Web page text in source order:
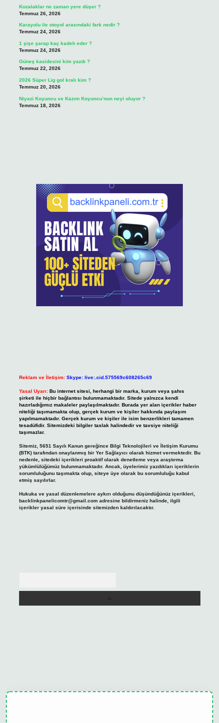
Kozalaklar ne zaman yere düşer ?
Temmuz 26, 2026
Karayolu ile otoyol arasındaki fark nedir ?
Temmuz 24, 2026
1 şişe şarap kaç kadeh eder ?
Temmuz 24, 2026
Güneş kasidesini kim yazdı ?
Temmuz 22, 2026
2026 Süper Lig gol kralı kim ?
Temmuz 20, 2026
Niyazi Koyuncu ve Kazım Koyuncu’nun neyi oluyor ?
Temmuz 18, 2026
Reklam ve İletişim: Skype: live:.cid.575569c608265c69
Yasal Uyarı: Bu internet sitesi, herhangi bir marka, kurum veya şahıs
şirketi ile hiçbir bağlantısı bulunmamaktadır. Sitede yalnızca kendi
hazırladığımız makaleler paylaşılmaktadır. Burada yer alan içerikler haber
niteliği taşımamakta olup, gerçek kurum ve kişiler hakkında paylaşım
yapılmamaktadır. Gerçek kurum ve kişiler ile isim benzerlikleri tamamen
tesadüfidir. Sitemizdeki bilgiler taslak halindedir ve tavsiye niteliği
taşımazlar.
Sitemiz, 5651 Sayılı Kanun gereğince Bilgi Teknolojileri ve İletişim Kurumu
(BTK) tarafından onaylanmış bir Yer Sağlayıcı olarak hizmet vermektedir. Bu
nedenle, sitedeki içerikleri proaktif olarak denetleme veya araştırma
yükümlülüğümüz bulunmamaktadır. Ancak, üyelerimiz yazdıkları içeriklerin
sorumluluğunu taşımakta olup, siteye üye olarak bu sorumluluğu kabul
etmiş sayılırlar.
Hukuka ve yasal düzenlemelere aykırı olduğunu düşündüğünüz içerikleri,
backlinkpanelicomtr@gmail.comadresine bildirmeniz halinde, ilgili
içerikler yasal süre içerisinde sitemizden kaldırılacaktır.